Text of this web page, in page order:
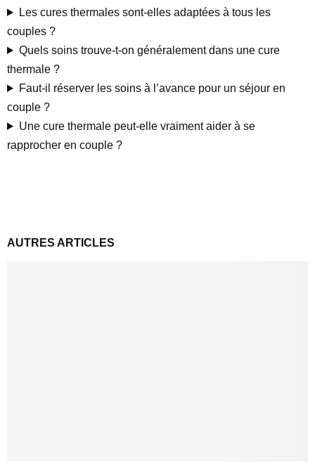
Les cures thermales sont-elles adaptées à tous les
couples ?
Quels soins trouve-t-on généralement dans une cure
thermale ?
Faut-il réserver les soins à l’avance pour un séjour en
couple ?
Une cure thermale peut-elle vraiment aider à se
rapprocher en couple ?
AUTRES ARTICLES